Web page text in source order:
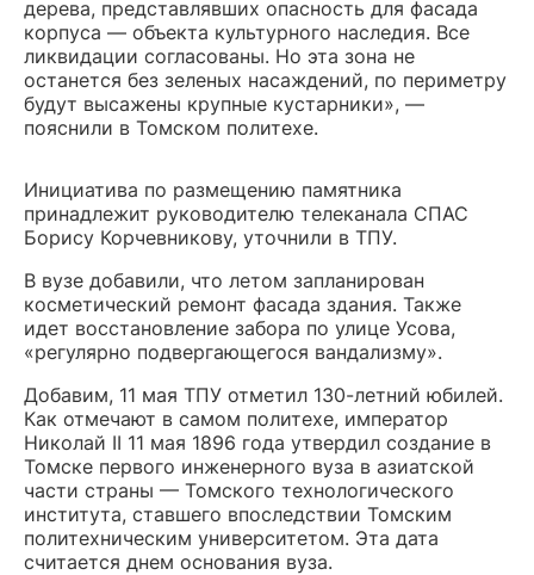
дерева, представлявших опасность для фасада
корпуса — объекта культурного наследия. Все
ликвидации согласованы. Но эта зона не
останется без зеленых насаждений, по периметру
будут высажены крупные кустарники», —
пояснили в Томском политехе.
Инициатива по размещению памятника
принадлежит руководителю телеканала СПАС
Борису Корчевникову, уточнили в ТПУ.
В вузе добавили, что летом запланирован
косметический ремонт фасада здания. Также
идет восстановление забора по улице Усова,
«регулярно подвергающегося вандализму».
Добавим, 11 мая ТПУ отметил 130-летний юбилей.
Как отмечают в самом политехе, император
Николай II 11 мая 1896 года утвердил создание в
Томске первого инженерного вуза в азиатской
части страны — Томского технологического
института, ставшего впоследствии Томским
политехническим университетом. Эта дата
считается днем основания вуза.